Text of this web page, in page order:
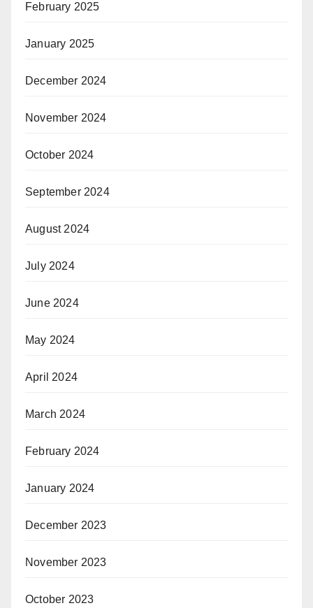
February 2025
January 2025
December 2024
November 2024
October 2024
September 2024
August 2024
July 2024
June 2024
May 2024
April 2024
March 2024
February 2024
January 2024
December 2023
November 2023
October 2023